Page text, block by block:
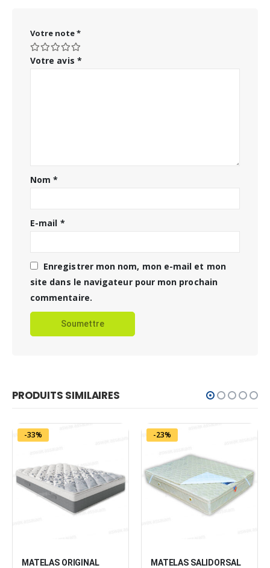
Votre note*
Votre avis *
Nom*
E-mail *
Enregistrer mon nom, mon e-mail et mon
site dans le navigateur pour mon prochain
commentaire.
PRODUITS SIMILAIRES
-33%
MATELAS ORIGINAL
-23%
MATELAS SALIDORSAL